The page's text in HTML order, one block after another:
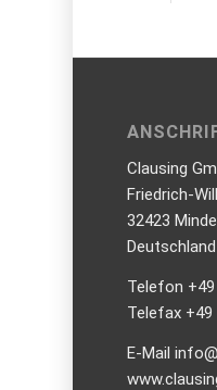
Clausing
Friedrich-
32423
Deutschland
Telefon
Telefax +49
E-Mail